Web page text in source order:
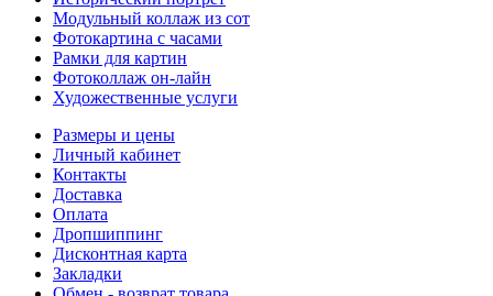
Модульный коллаж из сот
Фотокартина с часами
Рамки для картин
Фотоколлаж он-лайн
Художественные услуги
Размеры и цены
Личный кабинет
Контакты
Доставка
Оплата
Дропшиппинг
Дисконтная карта
Закладки